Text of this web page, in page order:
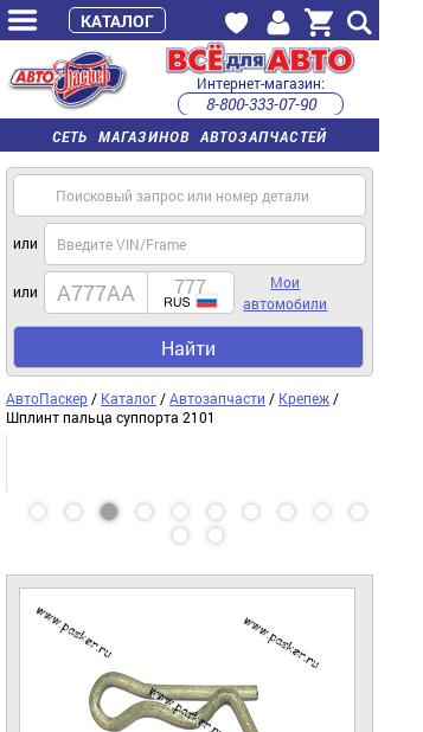
СЕТЬ МАГАЗИНОВ АВТОЗАПЧАСТЕЙ
Интернет-магазин:
8-800-333-07-90
часы работы с 9:00 до 22:00 (пн-пт)
или
или
Мои
автомобили
Найти
АвтоПаскер / Каталог /Автозапчасти / Крепеж /
Шплинт пальца суппорта 2101
КАТАЛОГ